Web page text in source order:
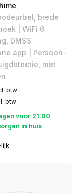
brede
| WiFi 6
DMSS
app | Persoon-
met
btw
btw
voor 21:00
in huis